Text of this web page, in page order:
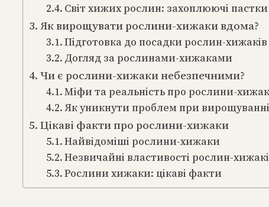
Світ хижих рослин: захоплюючі
Як вирощувати рослини-хижаки вдома?
Підготовка до посадки рослин-хижаків
Догляд за рослинами-хижаками
Чи є рослини-хижаки небезпечними?
Міфи та реальність про рослини-
Як уникнути проблем при
Цікаві факти про рослини-хижаки
Найвідоміші рослини-хижаки
Незвичайні властивості рослин-
Рослини хижаки: цікаві факти